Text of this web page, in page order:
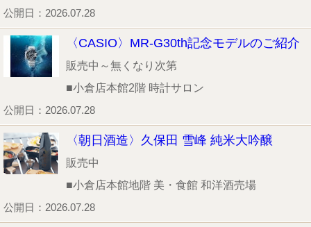
公開日：2026.07.28
〈CASIO〉MR-G30th記念モデルのご紹介
販売中～無くなり次第
■小倉店本館2階 時計サロン
公開日：2026.07.28
〈朝日酒造〉久保田 雪峰 純米大吟醸
販売中
■小倉店本館地階 美・食館 和洋酒売場
公開日：2026.07.28